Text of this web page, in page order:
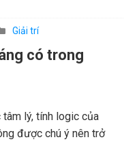
Giải trí
có trong
lý, tính logic của
được chú ý nên trở